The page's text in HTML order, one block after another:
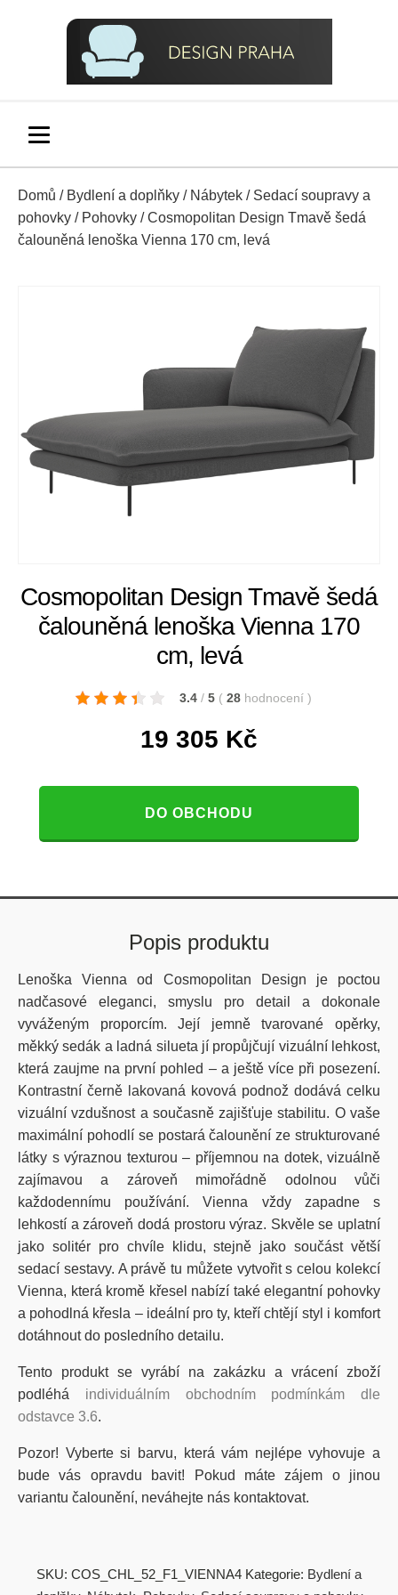
Domů / Bydlení a doplňky / Nábytek / Sedací soupravy a
pohovky / Pohovky / Cosmopolitan Design Tmavě šedá
čalouněná lenoška Vienna 170 cm, levá
Cosmopolitan Design Tmavě šedá
čalouněná lenoška Vienna 170
cm, levá
3.4 / 5 ( 28 hodnocení )
19 305 Kč
DO OBCHODU
Popis produktu
Lenoška Vienna od Cosmopolitan Design je poctou
nadčasové eleganci, smyslu pro detail a dokonale
vyváženým proporcím. Její jemně tvarované opěrky,
měkký sedák a ladná silueta jí propůjčují vizuální lehkost,
která zaujme na první pohled – a ještě více při posezení.
Kontrastní černě lakovaná kovová podnož dodává celku
vizuální vzdušnost a současně zajišťuje stabilitu. O vaše
maximální pohodlí se postará čalounění ze strukturované
látky s výraznou texturou – příjemnou na dotek, vizuálně
zajímavou a zároveň mimořádně odolnou vůči
každodennímu používání. Vienna vždy zapadne s
lehkostí a zároveň dodá prostoru výraz. Skvěle se uplatní
jako solitér pro chvíle klidu, stejně jako součást větší
sedací sestavy. A právě tu můžete vytvořit s celou kolekcí
Vienna, která kromě křesel nabízí také elegantní pohovky
a pohodlná křesla – ideální pro ty, kteří chtějí styl i komfort
dotáhnout do posledního detailu.
Tento produkt se vyrábí na zakázku a vrácení zboží
podléhá individuálním obchodním podmínkám dle
odstavce 3.6.
Pozor! Vyberte si barvu, která vám nejlépe vyhovuje a
bude vás opravdu bavit! Pokud máte zájem o jinou
variantu čalounění, neváhejte nás kontaktovat.
SKU: COS_CHL_52_F1_VIENNA4 Kategorie: Bydlení a